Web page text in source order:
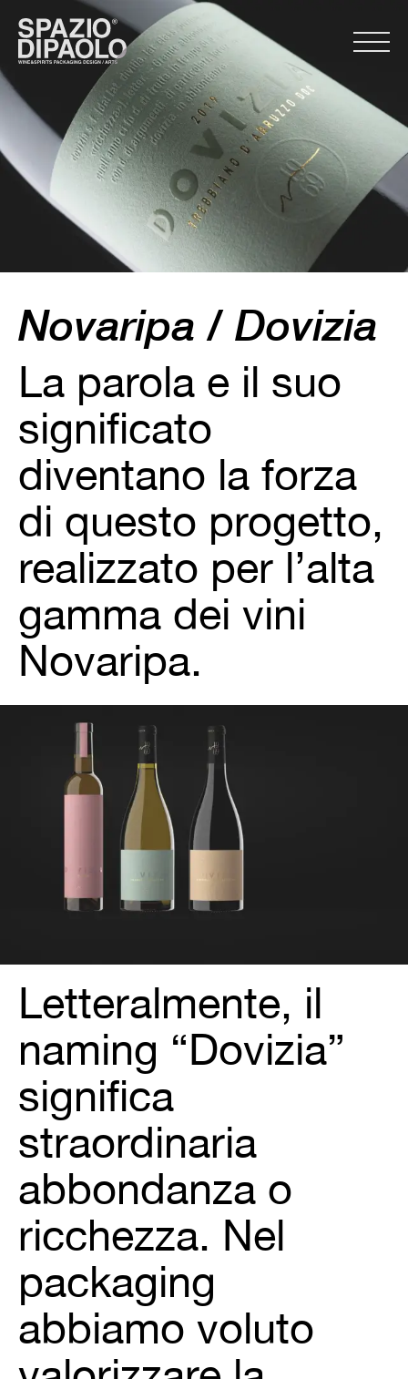
Novaripa / Dovizia
La parola e il suo
significato
diventano la forza
di questo progetto,
realizzato per l’alta
gamma dei vini
Novaripa.
Letteralmente, il
naming “Dovizia”
significa
straordinaria
abbondanza o
ricchezza. Nel
packaging
abbiamo voluto